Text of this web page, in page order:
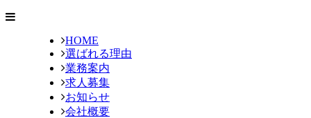
HOME
選ばれる理由
業務案内
求人募集
お知らせ
会社概要